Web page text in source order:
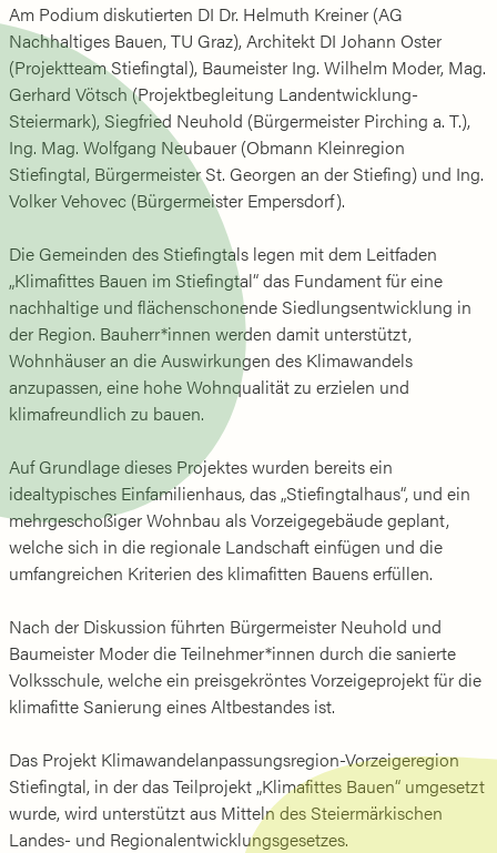
Am Podium diskutierten DI Dr. Helmuth Kreiner (AG
Nachhaltiges Bauen, TU Graz), Architekt DI Johann Oster
(Projektteam Stiefingtal), Baumeister Ing. Wilhelm Moder, Mag.
Gerhard Vötsch (Projektbegleitung Landentwicklung-
Steiermark), Siegfried Neuhold (Bürgermeister Pirching a. T.),
Ing. Mag. Wolfgang Neubauer (Obmann Kleinregion
Stiefingtal, Bürgermeister St. Georgen an der Stiefing) und Ing.
Volker Vehovec (Bürgermeister Empersdorf).
Die Gemeinden des Stiefingtals legen mit dem Leitfaden
„Klimafittes Bauen im Stiefingtal“ das Fundament für eine
nachhaltige und flächenschonende Siedlungsentwicklung in
der Region. Bauherr*innen werden damit unterstützt,
Wohnhäuser an die Auswirkungen des Klimawandels
anzupassen, eine hohe Wohnqualität zu erzielen und
klimafreundlich zu bauen.
Auf Grundlage dieses Projektes wurden bereits ein
idealtypisches Einfamilienhaus, das „Stiefingtalhaus“, und ein
mehrgeschoßiger Wohnbau als Vorzeigegebäude geplant,
welche sich in die regionale Landschaft einfügen und die
umfangreichen Kriterien des klimafitten Bauens erfüllen.
Nach der Diskussion führten Bürgermeister Neuhold und
Baumeister Moder die Teilnehmer*innen durch die sanierte
Volksschule, welche ein preisgekröntes Vorzeigeprojekt für die
klimafitte Sanierung eines Altbestandes ist.
Das Projekt Klimawandelanpassungsregion-Vorzeigeregion
Stiefingtal, in der das Teilprojekt „Klimafittes Bauen“ umgesetzt
wurde, wird unterstützt aus Mitteln des Steiermärkischen
Landes- und Regionalentwicklungsgesetzes.